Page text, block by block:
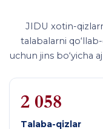
JIDU xotin-
talabalarni
uchun jins bo‘yicha
2 058
Talaba-qizlar